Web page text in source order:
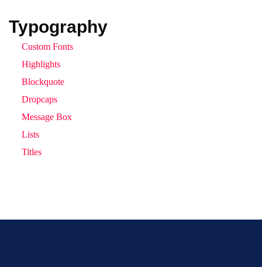
Typography
Custom Fonts
Highlights
Blockquote
Dropcaps
Message Box
Lists
Titles